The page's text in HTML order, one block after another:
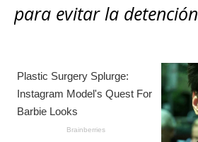
A
p
b
o
k
n
g
r
r Li
n
p
r
para evitar la detención